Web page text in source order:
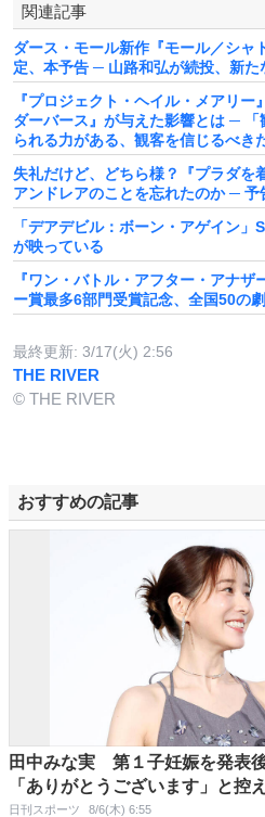
関連記事
ダース・モール新作『モール／シャ
定、本予告 ─ 山路和弘が続投、新た
『プロジェクト・ヘイル・メアリ
ダーバース』が与えた影響とは ─ 「
られる力がある、観客を信じるべき
失礼だけど、どちら様？『プラダを
アンドレアのことを忘れたのか ─
「デアデビル：ボーン・アゲイン
が映っている
『ワン・バトル・アフター・アナ
ー賞最多6部門受賞記念、全国50の
最終更新: 3/17(火) 2:56
THE RIVER
© THE RIVER
おすすめの記事
田中みな実 第１子妊娠を発表
「ありがとうございます」と控
日刊スポーツ 8/6(木) 6:55